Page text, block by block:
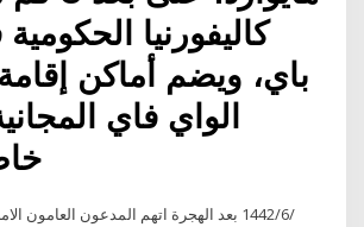
كاليفورنيا
باي، ويضم أماكن
الواي فاي